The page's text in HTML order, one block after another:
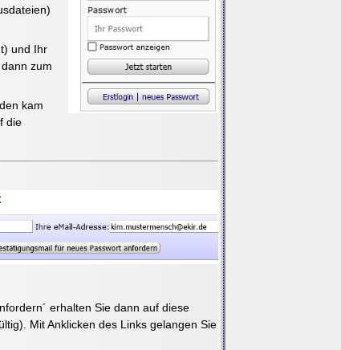
und Ihr
zum
kam
die
erhalten Sie dann auf diese
Mit Anklicken des Links gelangen Sie